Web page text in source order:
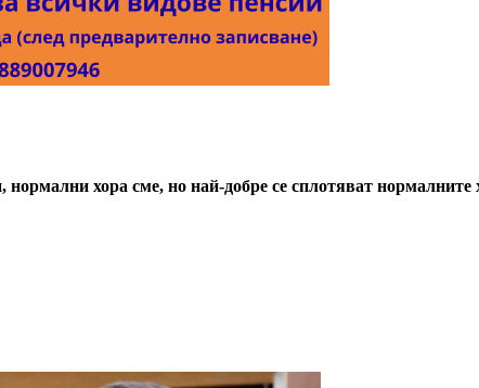
хора сме, но най-добре се сплотяват нормалните